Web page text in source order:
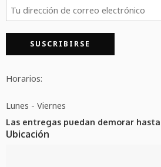
Horarios:
Lunes - Viernes
Las entregas puedan demorar
Ubicación